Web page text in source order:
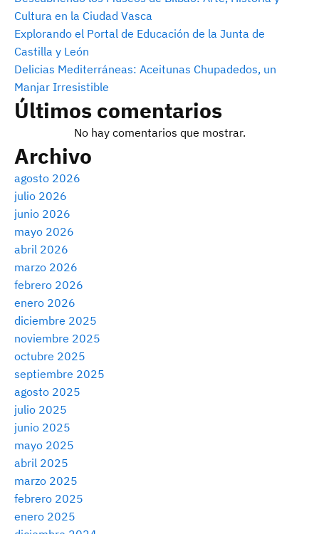
Cultura en la Ciudad Vasca
Explorando el Portal de Educación de la Junta de
Castilla y León
Delicias Mediterráneas: Aceitunas Chupadedos, un
Manjar Irresistible
Últimos comentarios
No hay comentarios que mostrar.
Archivo
agosto 2026
julio 2026
junio 2026
mayo 2026
abril 2026
marzo 2026
febrero 2026
enero 2026
diciembre 2025
noviembre 2025
octubre 2025
septiembre 2025
agosto 2025
julio 2025
junio 2025
mayo 2025
abril 2025
marzo 2025
febrero 2025
enero 2025